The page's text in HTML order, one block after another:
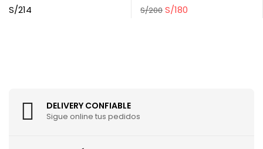
S/214 S/200 S/180
DELIVERY CONFIABLE
Sigue online tus pedidos